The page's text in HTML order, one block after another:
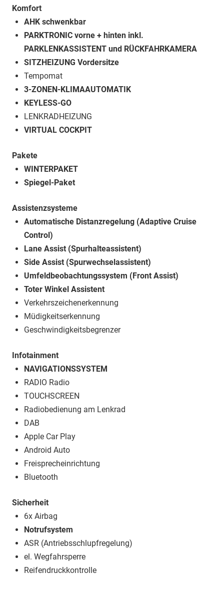
Komfort
AHK schwenkbar
PARKTRONIC vorne + hinten inkl.
PARKLENKASSISTENT und RÜCKFAHRKAMERA
SITZHEIZUNG Vordersitze
Tempomat
3-ZONEN-KLIMAAUTOMATIK
KEYLESS-GO
LENKRADHEIZUNG
VIRTUAL COCKPIT
Pakete
WINTERPAKET
Spiegel-Paket
Assistenzsysteme
Automatische Distanzregelung (Adaptive Cruise
Control)
Lane Assist (Spurhalteassistent)
Side Assist (Spurwechselassistent)
Umfeldbeobachtungssystem (Front Assist)
Toter Winkel Assistent
Verkehrszeichenerkennung
Müdigkeitserkennung
Geschwindigkeitsbegrenzer
Infotainment
NAVIGATIONSSYSTEM
RADIO Radio
TOUCHSCREEN
Radiobedienung am Lenkrad
DAB
Apple Car Play
Android Auto
Freisprecheinrichtung
Bluetooth
Sicherheit
6x Airbag
Notrufsystem
ASR (Antriebsschlupfregelung)
el. Wegfahrsperre
Reifendruckkontrolle